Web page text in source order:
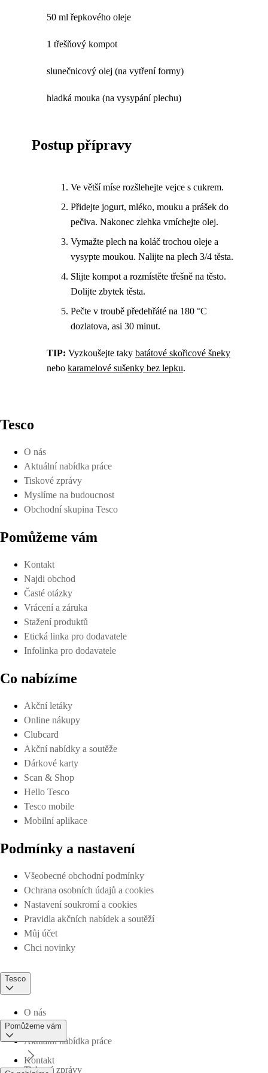
50 ml řepkového oleje
1 třešňový kompot
slunečnicový olej (na vytření formy)
hladká mouka (na vysypání plechu)
Postup přípravy
Ve větší míse rozšlehejte vejce s cukrem.
Přidejte jogurt, mléko, mouku a prášek do
pečiva. Nakonec zlehka vmíchejte olej.
Vymažte plech na koláč trochou oleje a
vysypte moukou. Nalijte na plech 3/4 těsta.
Slijte kompot a rozmístěte třešně na těsto.
Dolijte zbytek těsta.
Pečte v troubě předehřáté na 180 °C
dozlatova, asi 30 minut.
TIP: Vyzkoušejte taky batátové skořicové šneky
nebo karamelové sušenky bez lepku.
Tesco
O nás
Aktuální nabídka práce
Tiskové zprávy
Myslíme na budoucnost
Obchodní skupina Tesco
Pomůžeme vám
Kontakt
Najdi obchod
Časté otázky
Vrácení a záruka
Stažení produktů
Etická linka pro dodavatele
Infolinka pro dodavatele
Co nabízíme
Akční letáky
Online nákupy
Clubcard
Akční nabídky a soutěže
Dárkové karty
Scan & Shop
Hello Tesco
Tesco mobile
Mobilní aplikace
Podmínky a nastavení
Všeobecné obchodní podmínky
Ochrana osobních údajů a cookies
Nastavení soukromí a cookies
Pravidla akčních nabídek a soutěží
Můj účet
Chci novinky
Tesco
O nás
Aktuální nabídka práce
Tiskové zprávy
Pomůžeme vám
Kontakt